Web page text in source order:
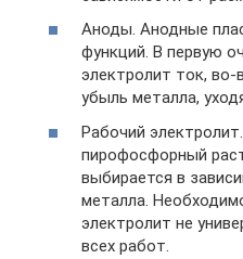
Аноды. Анодные
функций. В первую
электролит ток,
убыль металла,
Рабочий
пирофосфорный
выбирается в
металла.
электролит не
всех работ.